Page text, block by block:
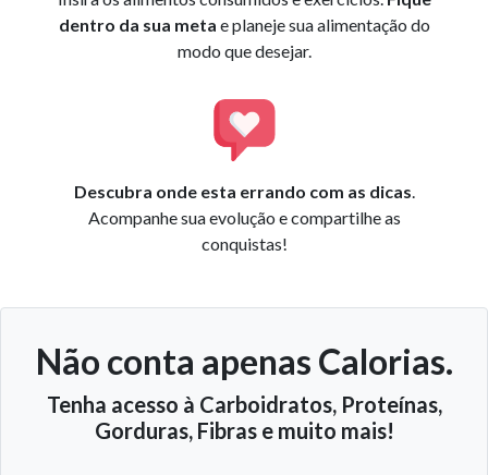
dentro da sua meta e planeje sua alimentação do
modo que desejar.
Descubra onde esta errando com as dicas.
Acompanhe sua evolução e compartilhe as
conquistas!
Não conta apenas Calorias.
Tenha acesso à Carboidratos, Proteínas,
Gorduras, Fibras e muito mais!